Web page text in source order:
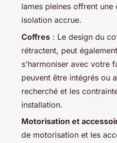
lames pleines offrent
isolation accrue.
Coffres : Le design du
rétractent, peut
s'harmoniser avec votre
peuvent être intégrés ou
recherché et les
installation.
Motorisation et
de motorisation et les